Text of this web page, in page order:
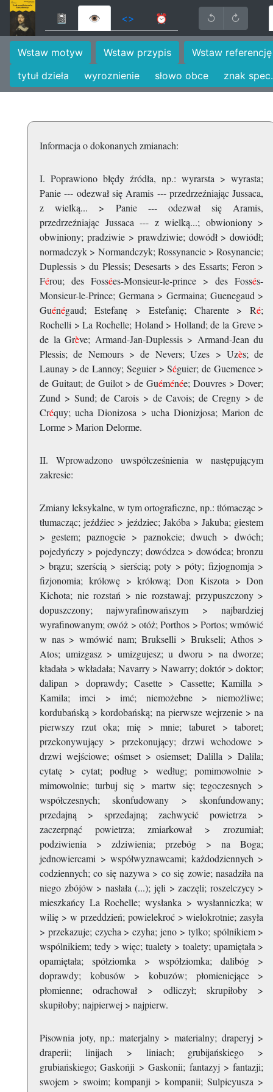
📓 👁 <> ⏰ ↺ ↻
Wstaw motyw Wstaw przypis
Wstaw referencję
tytuł dzieła
wyroznienie słowo obce znak spec.
Informacja o dokonanych zmianach:
I. Poprawiono błędy źródła, np.: wyrarsta > wyrasta;
Panie --- odezwał się Aramis --- przedrzeźniając Jussaca,
z wielką... > Panie --- odezwał się Aramis,
przedrzeźniając Jussaca --- z wielką...; obwioniony >
obwiniony; pradziwie > prawdziwie; dowódł > dowiódł;
normadczyk > Normandczyk; Rossynancie > Rosynancie;
Duplessis > du Plessis; Desesarts > des Essarts; Feron >
Férou; des Fossées-Monsieur-le-prince > des Fossés-
Monsieur-le-Prince; Germana > Germaina; Guenegaud >
Guénégaud; Estefanę > Estefanię; Charente > Ré;
Rochelli > La Rochelle; Holand > Holland; de la Greve >
de la Grève; Armand-Jan-Duplessis > Armand-Jean du
Plessis; de Nemours > de Nevers; Uzes > Uzès; de
Launay > de Lannoy; Seguier > Séguier; de Guemence >
de Guitaut; de Guilot > de Guéménée; Douvres > Dover;
Zund > Sund; de Carois > de Cavois; de Cregny > de
Créquy; ucha Dionizosa > ucha Dionizjosa; Marion de
Lorme > Marion Delorme.
II. Wprowadzono uwspółcześnienia w następującym
zakresie:
Zmiany leksykalne, w tym ortograficzne, np.: tłómacząc >
tłumacząc; jeźdźiec > jeździec; Jakóba > Jakuba; giestem
> gestem; paznogcie > paznokcie; dwuch > dwóch;
pojedyńczy > pojedynczy; dowódzca > dowódca; bronzu
> brązu; szerścią > sierścią; poty > póty; fizjognomja >
fizjonomia; królowę > królową; Don Kiszota > Don
Kichota; nie rozstań > nie rozstawaj; przypuszczony >
dopuszczony; najwyrafinowańszym > najbardziej
wyrafinowanym; owóż > otóż; Porthos > Portos; wmówić
w nas > wmówić nam; Brukselli > Brukseli; Athos >
Atos; umizgasz > umizgujesz; u dworu > na dworze;
kładała > wkładała; Navarry > Nawarry; doktór > doktor;
dalipan > doprawdy; Casette > Cassette; Kamilla >
Kamila; imci > imć; niemożebne > niemożliwe;
kordubańską > kordobańską; na pierwsze wejrzenie > na
pierwszy rzut oka; mię > mnie; taburet > taboret;
przekonywujący > przekonujący; drzwi wchodowe >
drzwi wejściowe; ośmset > osiemset; Dalilla > Dalila;
cytatę > cytat; podług > według; pomimowolnie >
mimowolnie; turbuj się > martw się; tegoczesnych >
współczesnych; skonfudowany > skonfundowany;
przedajną > sprzedajną; zachwycić powietrza >
zaczerpnąć powietrza; zmiarkował > zrozumiał;
podziwienia > zdziwienia; przebóg > na Boga;
jednowiercami > współwyznawcami; każdodziennych >
codziennych; co się nazywa > co się zowie; nasadziła na
niego zbójów > nasłała (...); jęli > zaczęli; roszelczycy >
mieszkańcy La Rochelle; wysłanka > wysłanniczka; w
wilię > w przeddzień; powielekroć > wielokrotnie; zasyła
> przekazuje; czycha > czyha; jeno > tylko; spólnikiem >
wspólnikiem; tedy > więc; tualety > toalety; upamiętała >
opamiętała; spółziomka > współziomka; dalibóg >
doprawdy; kobusów > kobuzów; płomieniejące >
płomienne; odrachował > odliczył; skrupiłoby >
skupiłoby; najpierwej > najpierw.
Pisownia joty, np.: materjalny > materialny; draperyj >
draperii; linijach > liniach; grubijańskiego >
grubiańskiego; Gaskońji > Gaskonii; fantazyj > fantazji;
swojem > swoim; kompanji > kompanii; Sulpicyusza >